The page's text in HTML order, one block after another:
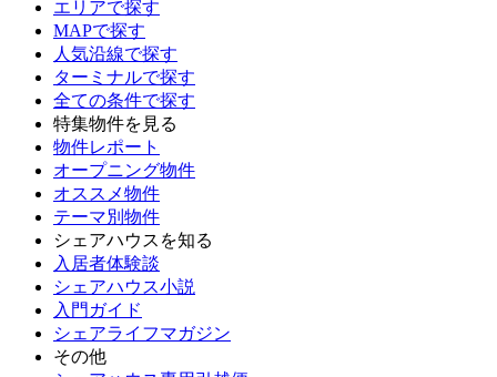
エリアで探す
MAPで探す
人気沿線で探す
ターミナルで探す
全ての条件で探す
特集物件を見る
物件レポート
オープニング物件
オススメ物件
テーマ別物件
シェアハウスを知る
入居者体験談
シェアハウス小説
入門ガイド
シェアライフマガジン
その他